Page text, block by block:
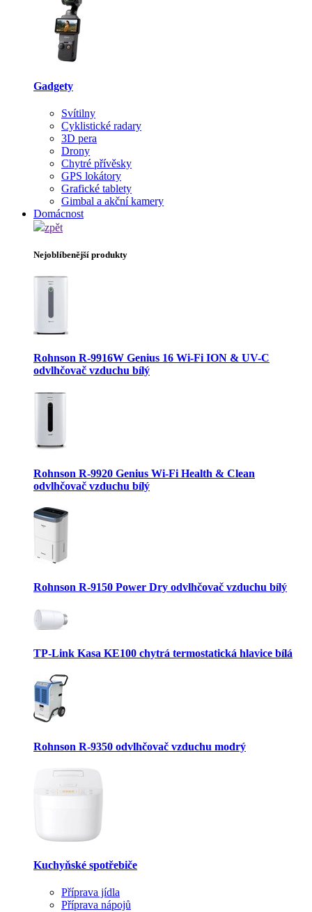
Gadgety
Svítilny
Cyklistické radary
3D pera
Drony
Chytré přívěsky
GPS lokátory
Grafické tablety
Gimbal a akční kamery
Domácnost
zpět
Nejoblíbenější produkty
Rohnson R-9916W Genius 16 Wi-Fi ION & UV-C
odvlhčovač vzduchu bílý
Rohnson R-9920 Genius Wi-Fi Health & Clean
odvlhčovač vzduchu bílý
Rohnson R-9150 Power Dry odvlhčovač vzduchu bílý
TP-Link Kasa KE100 chytrá termostatická hlavice bílá
Rohnson R-9350 odvlhčovač vzduchu modrý
Kuchyňské spotřebiče
Příprava jídla
Příprava nápojů